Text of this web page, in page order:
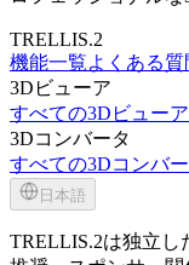
TRELLIS.2
機能一覧よくある質
3Dビューア
すべての3Dビューア
3Dコンバータ
すべての3Dコンバ
日本語
TRELLIS.2は独立し